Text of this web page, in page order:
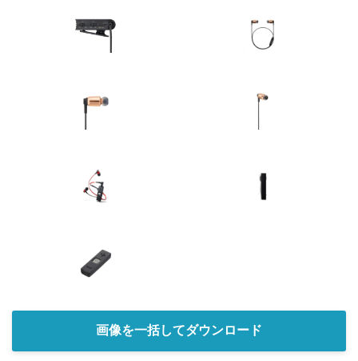
画像を一括してダウンロード